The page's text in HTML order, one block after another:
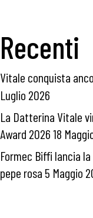
Recenti
Vitale conquista
Luglio 2026
La Datterina Vitale
Award 2026 18
Formec Biffi lancia
pepe rosa 5 Maggio